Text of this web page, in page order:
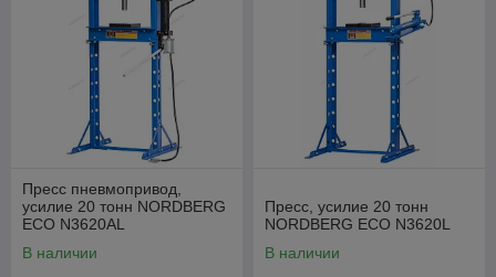
Пресс пневмопривод,
усилие 20 тонн NORDBERG
ECO N3620AL
В наличии
Пресс, усилие 20 тонн
NORDBERG ECO N3620L
В наличии